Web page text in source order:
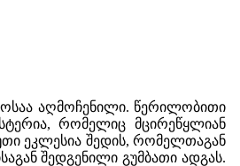
აღმოჩენილი. წერილობითი
რომელიც მცირეწყლიან
ეკლესია შედის, რომელთაგან
შედგენილი გუმბათი ადგას.